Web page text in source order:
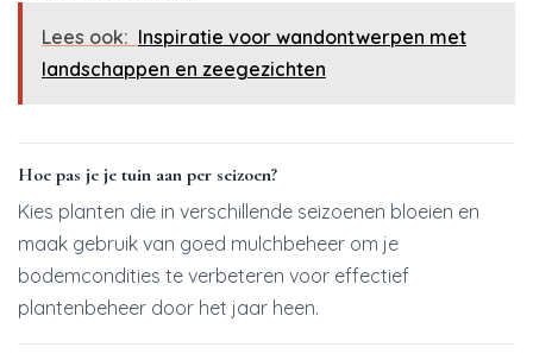
Lees ook: Inspiratie voor wandontwerpen met
landschappen en zeegezichten
Hoe pas je je tuin aan per seizoen?
Kies planten die in verschillende seizoenen bloeien en
maak gebruik van goed mulchbeheer om je
bodemcondities te verbeteren voor effectief
plantenbeheer door het jaar heen.